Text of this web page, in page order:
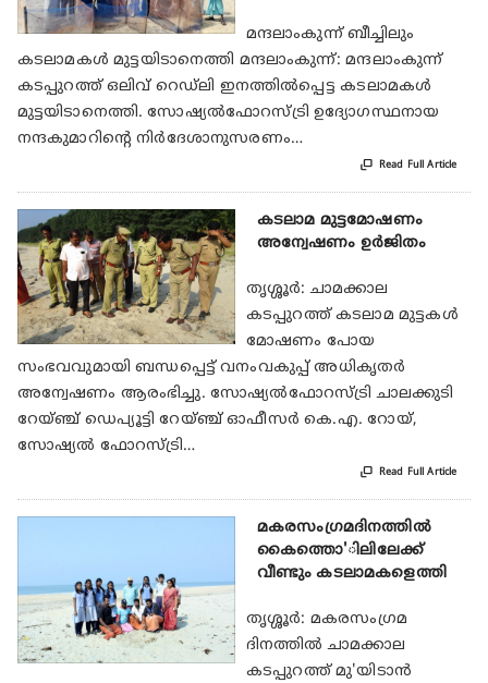
മന്ദലാംകുന്ന് ബീച്ചിലും
കടലാമകള്‍ മുട്ടയിടാനെത്തി മന്ദലാംകുന്ന്: മന്ദലാംകുന്ന്
കടപ്പുറത്ത് ഒലിവ് റെഡ്‌ലി ഇനത്തില്‍പ്പെട്ട കടലാമകള്‍
മുട്ടയിടാനെത്തി. സോഷ്യല്‍ഫോറസ്ട്രി ഉദ്യോഗസ്ഥനായ
നന്ദകുമാറിന്റെ നിര്‍ദേശാനുസരണം…
 Read Full Article
കടലാമ മുട്ടമോഷണം
അന്വേഷണം ഉര്‍ജിതം
തൃശ്ശൂര്‍: ചാമക്കാല
കടപ്പുറത്ത് കടലാമ മുട്ടകള്‍
മോഷണം പോയ
സംഭവവുമായി ബന്ധപ്പെട്ട് വനംവകുപ്പ് അധികൃതര്‍
അന്വേഷണം ആരംഭിച്ചു. സോഷ്യല്‍ഫോറസ്ട്രി ചാലക്കുടി
റേയ്ഞ്ച് ഡെപ്യൂട്ടി റേയ്ഞ്ച് ഓഫീസര്‍ കെ.എ. റോയ്,
സോഷ്യല്‍ ഫോറസ്ട്രി…
 Read Full Article
മകരസംഗ്രമദിനത്തില്‍
കൈത്തൊ'ിലിലേക്ക്
വീണ്ടും കടലാമകളെത്തി
തൃശ്ശൂര്‍: മകരസംഗ്രമ
ദിനത്തില്‍ ചാമക്കാല
കടപ്പുറത്ത് മു'യിടാന്‍